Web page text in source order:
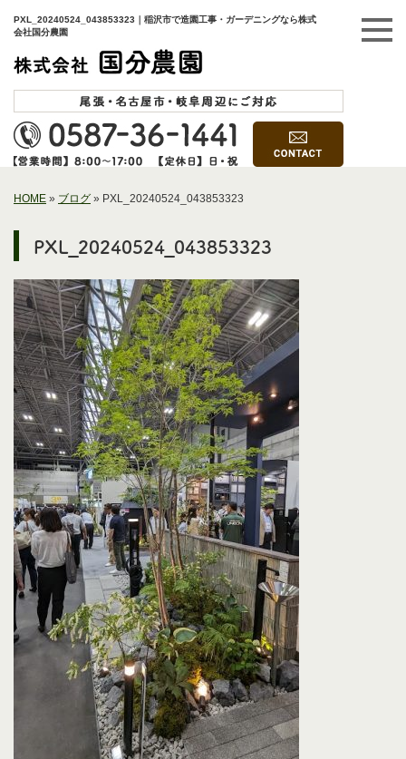
PXL_20240524_043853323｜稲沢市で造園工事・ガーデニングなら株式
会社国分農園
HOME » ブログ » PXL_20240524_043853323
PXL_20240524_043853323